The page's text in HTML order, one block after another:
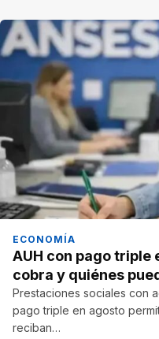
ECONOMÍA
AUH con pago triple
cobra y quiénes
Prestaciones sociales con
pago triple en agosto
reciban…